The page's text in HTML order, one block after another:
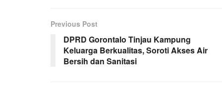
Previous Post
DPRD Gorontalo Tinjau Kampung
Keluarga Berkualitas, Soroti Akses Air
Bersih dan Sanitasi